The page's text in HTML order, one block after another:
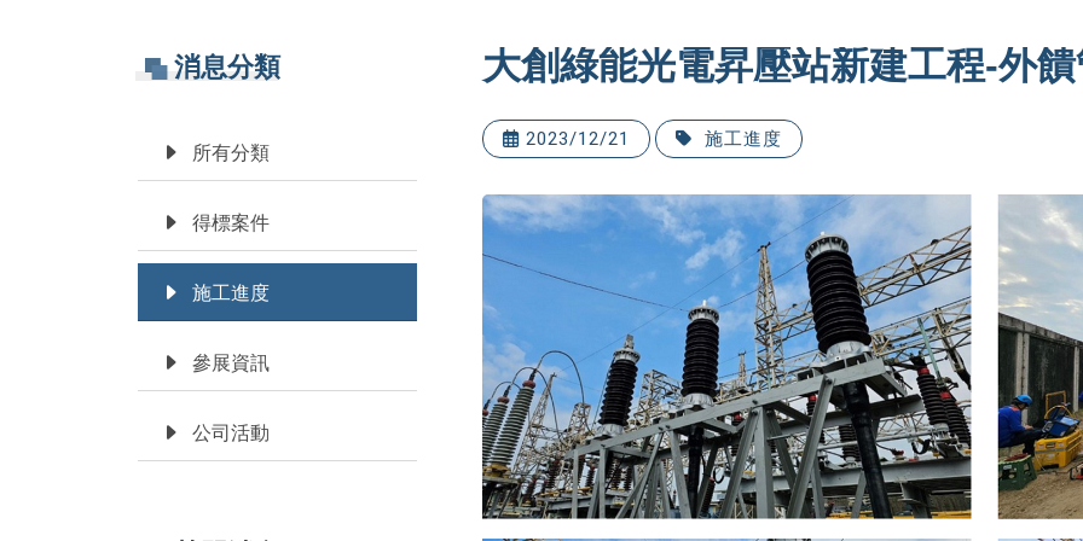
消息分類
所有分類
得標案件
施工進度
參展資訊
公司活動
大創綠能光電昇壓站新建工程-外
2023/12/21 施工進度